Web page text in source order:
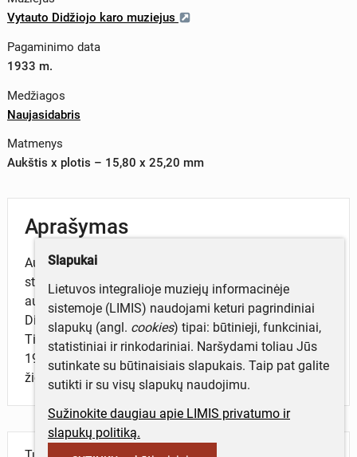
Vytauto Didžiojo karo muziejus
Pagaminimo data
1933 m.
Medžiagos
Naujasidabris
Matmenys
Aukštis x plotis – 15,80 x 25,20 mm
Aprašymas
Autorius – Antanas Kučas. Ženkliukas
stačiakampio formos, balto metalo spalvos, vieno
aukšto, vienpusis. Averso centre pavaizduotas Vytauto
Didžiojo karo muziejaus fasadas, bokštas ir sodelis.
Ties apatiniąja kraštine įrašytos datos „1430–
1930“. Reversas reljefiškai išgaubtas. Tvirtinimas –
žiogelis.
Slapukai
Lietuvos integralioje muziejų informacinėje
sistemoje (LIMIS) naudojami keturi pagrindiniai
slapukų (angl. cookies) tipai: būtinieji, funkciniai,
statistiniai ir rinkodariniai. Naršydami toliau Jūs
sutinkate su būtinaisiais slapukais. Taip pat galite
sutikti ir su visų slapukų naudojimu.
Sužinokite daugiau apie LIMIS privatumo ir
slapukų politiką.